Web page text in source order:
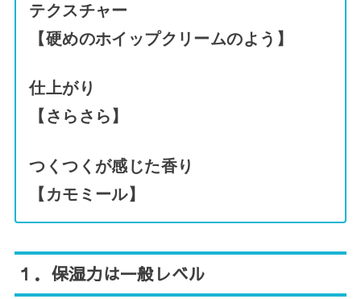
テクスチャー
【硬めのホイップクリームのよう】
仕上がり
【さらさら】
つくつくが感じた香り
【カモミール】
１． 保湿力は一般レベル